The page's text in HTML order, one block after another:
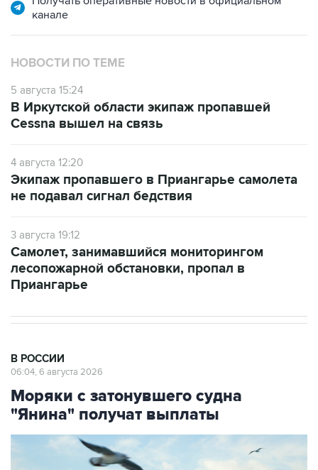
канале
НОВОСТИ ПО ТЕМЕ
5 августа 15:24
В Иркутской области экипаж пропавшей
Cessna вышел на связь
4 августа 12:20
Экипаж пропавшего в Приангарье самолета
не подавал сигнал бедствия
3 августа 19:12
Самолет, занимавшийся мониторингом
лесопожарной обстановки, пропал в
Приангарье
В РОССИИ
06:04, 6 августа 2026
Моряки с затонувшего судна
"Янина" получат выплаты